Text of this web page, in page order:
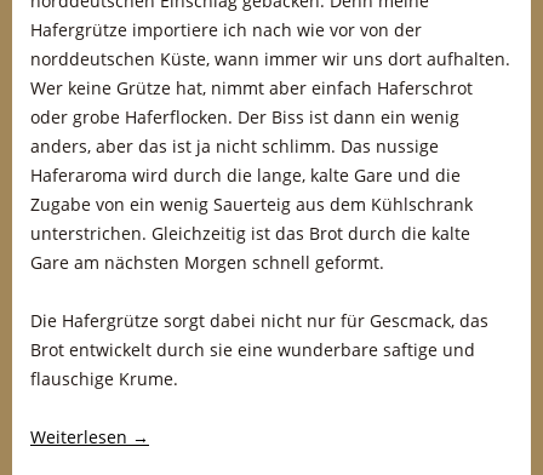
Hafergrütze importiere ich nach wie vor von der
norddeutschen Küste, wann immer wir uns dort aufhalten.
Wer keine Grütze hat, nimmt aber einfach Haferschrot
oder grobe Haferflocken. Der Biss ist dann ein wenig
anders, aber das ist ja nicht schlimm. Das nussige
Haferaroma wird durch die lange, kalte Gare und die
Zugabe von ein wenig Sauerteig aus dem Kühlschrank
unterstrichen. Gleichzeitig ist das Brot durch die kalte
Gare am nächsten Morgen schnell geformt.
Die Hafergrütze sorgt dabei nicht nur für Gescmack, das
Brot entwickelt durch sie eine wunderbare saftige und
flauschige Krume.
Weiterlesen →